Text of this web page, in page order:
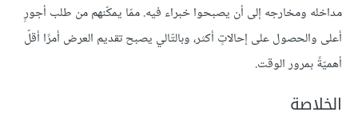
مداخله ومخارجه إلى أن يصبحوا خبراء فيه. ممّا يمكّنهم من طلب أجورٍ
أعلى والحصول على إحالاتٍ أكثر، وبالتّالي يصبح تقديم العرض أمرًا أقلّ
أهميّةً بمرور الوقت.
الخلاصة